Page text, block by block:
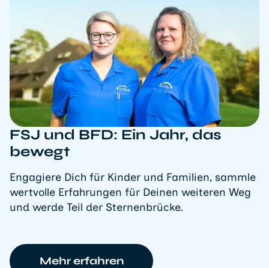
FSJ und BFD: Ein Jahr, das
bewegt
Engagiere Dich für Kinder und Familien, sammle
wertvolle Erfahrungen für Deinen weiteren Weg
und werde Teil der Sternenbrücke.
Mehr erfahren